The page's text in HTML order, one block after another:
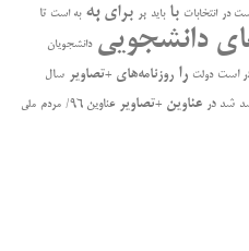
در انتخابات با باید بر برای به به است تا
دانشجویی دانشجویان
ﺍﺳﺖ دولت را روزنامه‌های +تصاویر سال
شد در عناوین +تصاویر عناوین ۹۶/ مردم ملی